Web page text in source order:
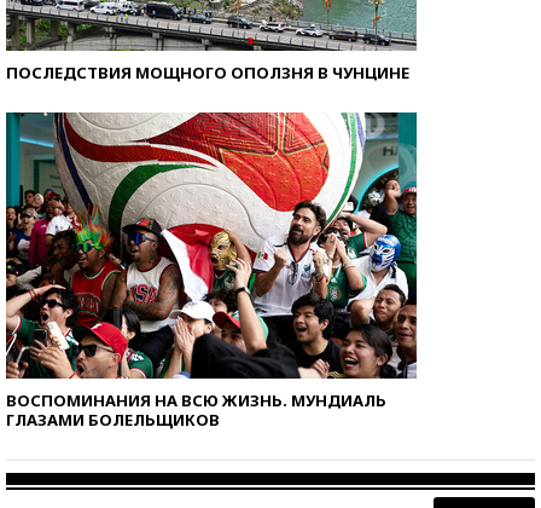
ПОСЛЕДСТВИЯ МОЩНОГО ОПОЛЗНЯ В ЧУНЦИНЕ
ВОСПОМИНАНИЯ НА ВСЮ ЖИЗНЬ. МУНДИАЛЬ
ГЛАЗАМИ БОЛЕЛЬЩИКОВ